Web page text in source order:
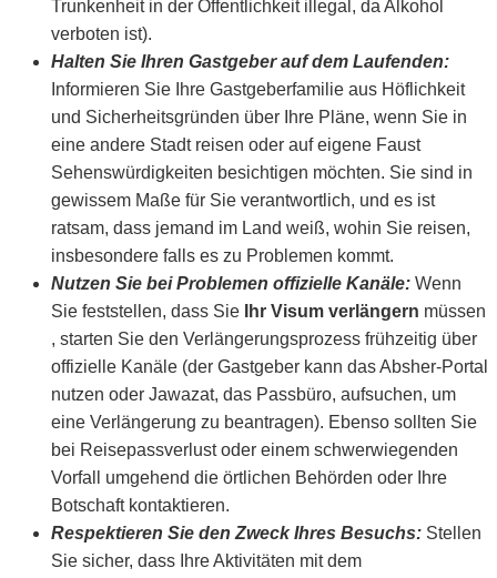
Trunkenheit in der Öffentlichkeit illegal, da Alkohol
verboten ist).
Halten Sie Ihren Gastgeber auf dem Laufenden:
Informieren Sie Ihre Gastgeberfamilie aus Höflichkeit
und Sicherheitsgründen über Ihre Pläne, wenn Sie in
eine andere Stadt reisen oder auf eigene Faust
Sehenswürdigkeiten besichtigen möchten. Sie sind in
gewissem Maße für Sie verantwortlich, und es ist
ratsam, dass jemand im Land weiß, wohin Sie reisen,
insbesondere falls es zu Problemen kommt.
Nutzen Sie bei Problemen offizielle Kanäle: Wenn
Sie feststellen, dass Sie Ihr Visum verlängern müssen
, starten Sie den Verlängerungsprozess frühzeitig über
offizielle Kanäle (der Gastgeber kann das Absher-Portal
nutzen oder Jawazat, das Passbüro, aufsuchen, um
eine Verlängerung zu beantragen). Ebenso sollten Sie
bei Reisepassverlust oder einem schwerwiegenden
Vorfall umgehend die örtlichen Behörden oder Ihre
Botschaft kontaktieren.
Respektieren Sie den Zweck Ihres Besuchs: Stellen
Sie sicher, dass Ihre Aktivitäten mit dem